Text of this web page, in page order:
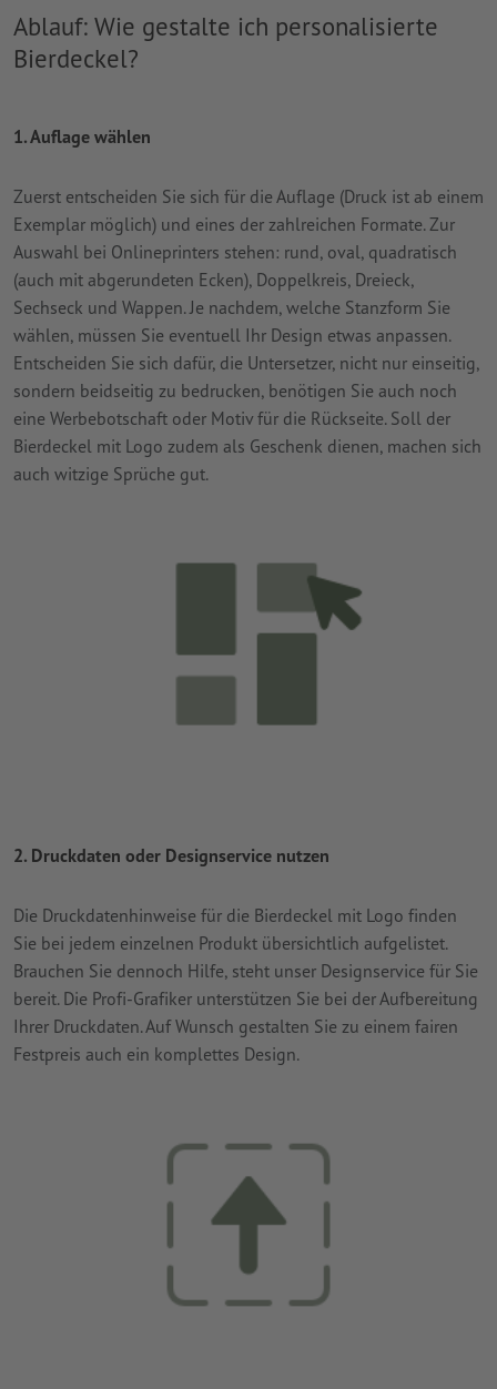
Ablauf: Wie gestalte ich personalisierte
Bierdeckel?
1. Auflage wählen
Zuerst entscheiden Sie sich für die Auflage (Druck ist ab einem
Exemplar möglich) und eines der zahlreichen Formate. Zur
Auswahl bei Onlineprinters stehen: rund, oval, quadratisch
(auch mit abgerundeten Ecken), Doppelkreis, Dreieck,
Sechseck und Wappen. Je nachdem, welche Stanzform Sie
wählen, müssen Sie eventuell Ihr Design etwas anpassen.
Entscheiden Sie sich dafür, die Untersetzer, nicht nur einseitig,
sondern beidseitig zu bedrucken, benötigen Sie auch noch
eine Werbebotschaft oder Motiv für die Rückseite. Soll der
Bierdeckel mit Logo zudem als Geschenk dienen, machen sich
auch witzige Sprüche gut.
2. Druckdaten oder Designservice nutzen
Die Druckdatenhinweise für die Bierdeckel mit Logo finden
Sie bei jedem einzelnen Produkt übersichtlich aufgelistet.
Brauchen Sie dennoch Hilfe, steht unser Designservice für Sie
bereit. Die Profi-Grafiker unterstützen Sie bei der Aufbereitung
Ihrer Druckdaten. Auf Wunsch gestalten Sie zu einem fairen
Festpreis auch ein komplettes Design.